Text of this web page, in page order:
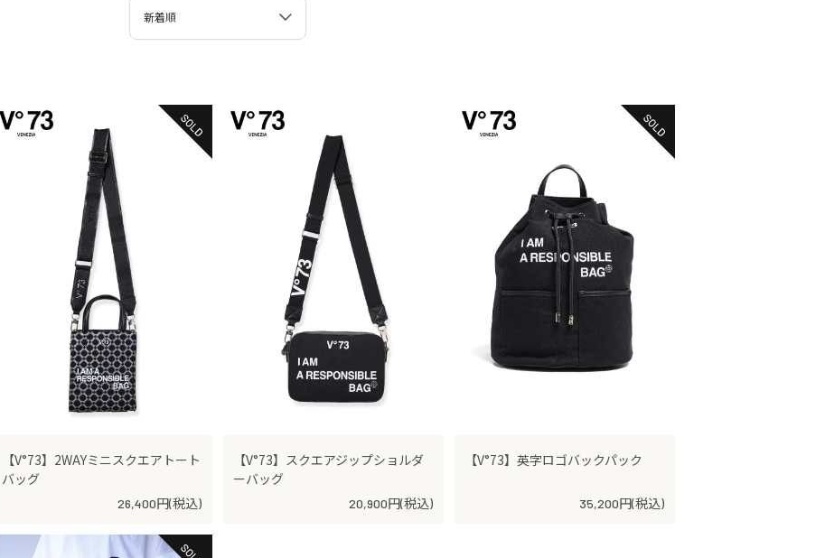
新着順
【V°73】2WAYミニスクエアトート
バッグ
26,400円(税込)
【V°73】スクエアジップショルダ
ーバッグ
20,900円(税込)
【V°73】英字ロゴバックパック
35,200円(税込)